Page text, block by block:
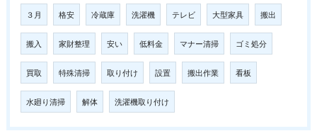
３月 格安 冷蔵庫 洗濯機 テレビ 大型家具 搬出
搬入 家財整理 安い 低料金 マナー清掃 ゴミ処分
買取 特殊清掃 取り付け 設置 搬出作業 看板
水廻り清掃 解体 洗濯機取り付け